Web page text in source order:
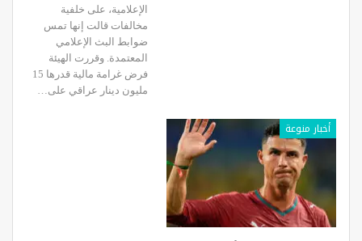
الإعلامية، على خلفية
مخالفات قالت إنها تمس
ضوابط البث الإعلامي
المعتمدة. وقررت الهيئة
فرض غرامة مالية قدرها 15
مليون دينار عراقي على…
أخبار منوعة